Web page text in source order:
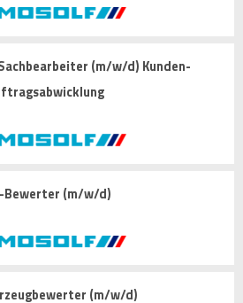
(m/w/d) Kunden-
Bewerter (m/w/d)
(m/w/d)